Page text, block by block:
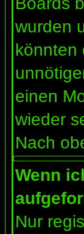
wurden
könnten
einen
wieder
Nach
Wenn
Nur